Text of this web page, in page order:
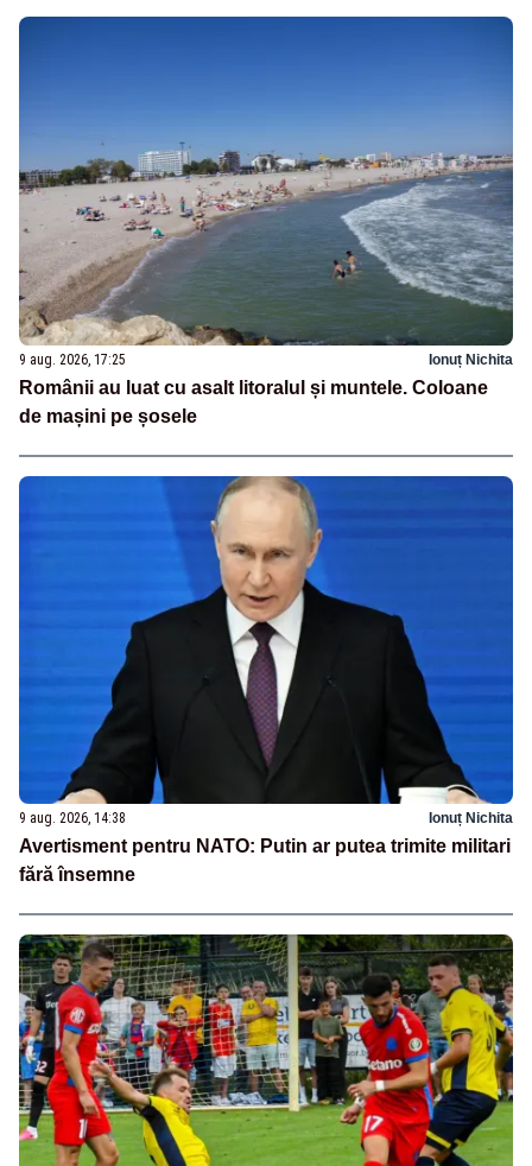
9 aug. 2026, 17:25 Ionuț Nichita
Românii au luat cu asalt litoralul și muntele. Coloane
de mașini pe șosele
9 aug. 2026, 14:38 Ionuț Nichita
Avertisment pentru NATO: Putin ar putea trimite militari
fără însemne